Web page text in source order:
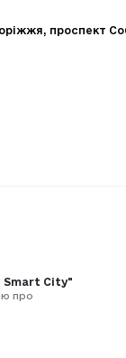
проспект
City"
про